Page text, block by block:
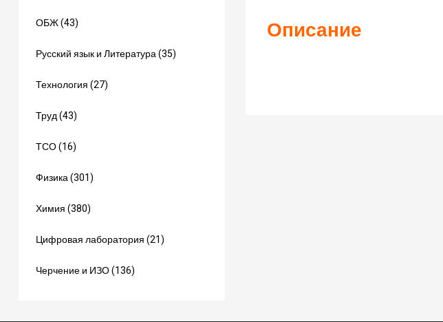
ОБЖ (43)
Русский язык и Литература (35)
Технология (27)
Труд (43)
ТСО (16)
Физика (301)
Химия (380)
Цифровая лаборатория (21)
Черчение и ИЗО (136)
Описание